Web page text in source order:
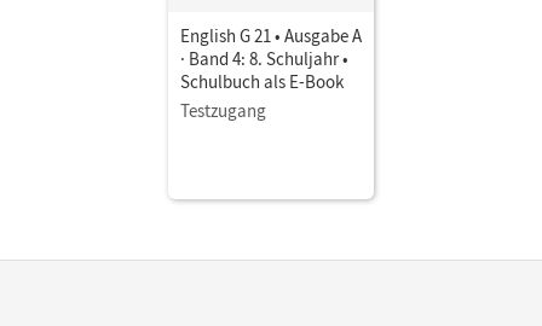
English G 21 • Ausgabe A
· Band 4: 8. Schuljahr •
Schulbuch als E-Book
Testzugang